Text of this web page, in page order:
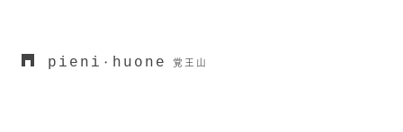
pieni ・ huone 覚王山